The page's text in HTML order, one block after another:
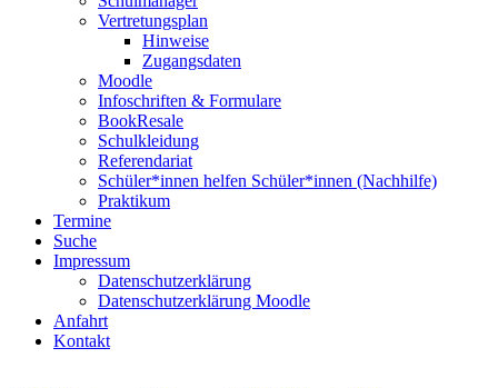
Vertretungsplan
Hinweise
Zugangsdaten
Moodle
Infoschriften & Formulare
BookResale
Schulkleidung
Referendariat
Schüler*innen helfen Schüler*innen (Nachhilfe)
Praktikum
Termine
Suche
Impressum
Datenschutzerklärung
Datenschutzerklärung Moodle
Anfahrt
Kontakt